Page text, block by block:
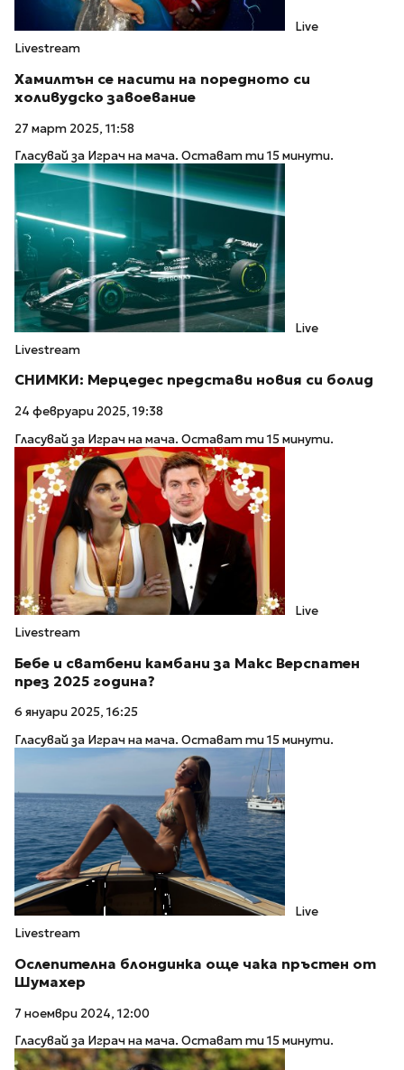
Live
Livestream
Хамилтън се насити на поредното си
холивудско завоевание
27 март 2025, 11:58
Гласувай за Играч на мача. Остават ти 15 минути.
Live
Livestream
СНИМКИ: Мерцедес представи новия си болид
24 февруари 2025, 19:38
Гласувай за Играч на мача. Остават ти 15 минути.
Live
Livestream
Бебе и сватбени камбани за Макс Верспатен
през 2025 година?
6 януари 2025, 16:25
Гласувай за Играч на мача. Остават ти 15 минути.
Live
Livestream
Ослепителна блондинка още чака пръстен от
Шумахер
7 ноември 2024, 12:00
Гласувай за Играч на мача. Остават ти 15 минути.